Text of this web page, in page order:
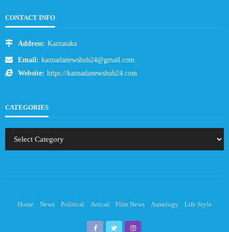
CONTACT INFO
Address: Karnataka
Email: kannadanewshub24@gmail.com
Website: https://kannadanewshub24.com
CATEGORIES
Home News Political Artical Film News Astrology Life Style